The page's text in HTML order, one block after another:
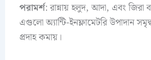
পরামর্শ: রান্নায় হলুদ, আদা, এবং জিরা
এগুলো অ্যান্টি-ইনফ্লামেটরি উপাদান
প্রদাহ কমায়।